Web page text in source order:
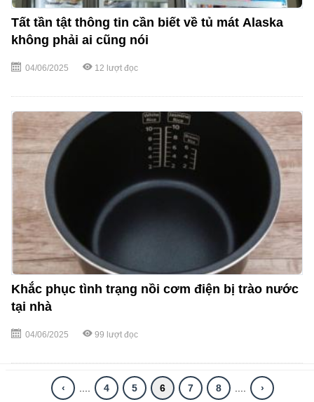
Tất tần tật thông tin cần biết về tủ mát Alaska
không phải ai cũng nói
04/06/2025 12 lượt đọc
Khắc phục tình trạng nồi cơm điện bị trào nước
tại nhà
04/06/2025 99 lượt đọc
‹ 4 5 6 7 8 ›